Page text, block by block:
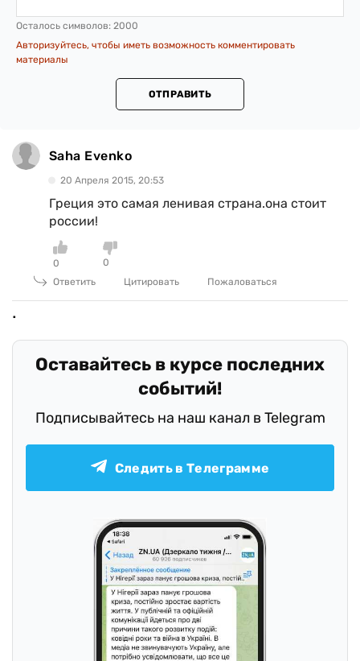
Осталось символов: 2000
Авторизуйтесь, чтобы иметь возможность комментировать
материалы
ОТПРАВИТЬ
Saha Evenko
20 Апреля 2015, 20:53
Греция это самая ленивая страна.она стоит
россии!
0
0
Ответить
Цитировать Пожаловаться
Оставайтесь в курсе последних
событий!
Подписывайтесь на наш канал в Telegram
Следить в Телеграмме